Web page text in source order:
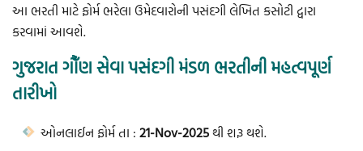
આ ભરતી માટે ફોર્મ ભરેલા ઉમેદવારોની પસંદગી લેખિત કસોટી દ્વારા
કરવામાં આવશે.
ગુજરાત ગૌઁણ સેવા પસંદગી મંડળ ભરતીની મહત્વપૂર્ણ
તારીખો
ઓનલાઈન ફોર્મ તા : 21-Nov-2025થી શરૂ થશે.